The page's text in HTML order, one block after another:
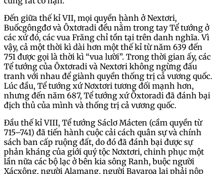
Đến giữa thế kỉ VII, mọi quyền hành ở Nextơri,
Buốcgôngđơ và Ôxtơradi đều nằm trong tay Tể tướng ở
các xứ đó, các vua Frăng chỉ tồn tại trên danh nghĩa. Vì
vậy, cả một thời kì dài hơn một thế kỉ từ năm 639 đến
751 được gọi là thời kì “vua lười”. Trong thời gian ấy, các
Tể tướng của Ôxtơradi và Nextơri không ngừng đấu
tranh với nhau để giành quyền thống trị cả vương quốc.
Lúc đầu, Tể tướng xứ Nơxtơri tương đối mạnh hơn,
nhưng đến năm 687, Tể tướng xứ Ôxtoradi đã đánh bại
địch thủ của mình và thống trị cả vương quốc.
Đầu thế kỉ VIII, Tể tướng Sáclơ Mácten (cầm quyền từ
715–741) đã tiến hành cuộc cải cách quân sự và chính
sách ban cấp ruộng đất, do đó đã đánh bại được sự
phản kháng của giới quý tộc Nơxtơri, chinh phục một
lần nữa các bộ lạc ở bên kia sông Ranh, buộc người
Xácxông, người Alamang. người Bavaroa lại phải nộp